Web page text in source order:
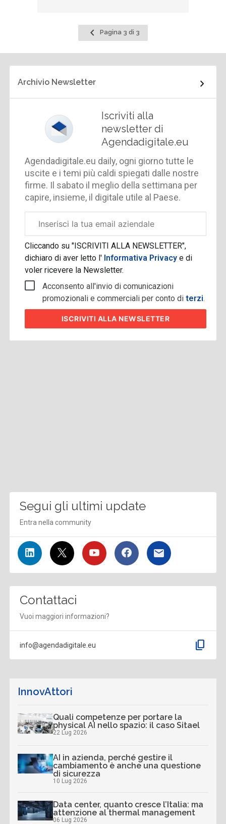
Pagina
precedente
Pagina 3 di 3
Archivio Newsletter
Iscriviti alla
newsletter di
Agendadigitale.eu
Agendadigitale.eu daily, ogni giorno tutte le
uscite e i temi più caldi spiegati dalle nostre
firme. Il sabato il meglio della settimana per
capire, insieme, il digitale utile al Paese.
aziendale
Cliccando su "ISCRIVITI ALLA NEWSLETTER",
dichiaro di aver letto l' Informativa Privacye di
voler ricevere la Newsletter.
Acconsento all'invio di comunicazioni
promozionali e commerciali per conto diterzi.
ISCRIVITI ALLA NEWSLETTER
Segui gli ultimi update
Entra nella community
Contattaci
Vuoi maggiori informazioni?
info@agendadigitale.eu content_copy
InnovAttori
Quali competenze per portare la
physical AI nello spazio: il caso Sitael
22 Lug 2026
AI in azienda, perché gestire il
cambiamento è anche una questione
di sicurezza
10 Lug 2026
Data center, quanto cresce l’Italia: ma
attenzione al thermal management
06 Lug 2026